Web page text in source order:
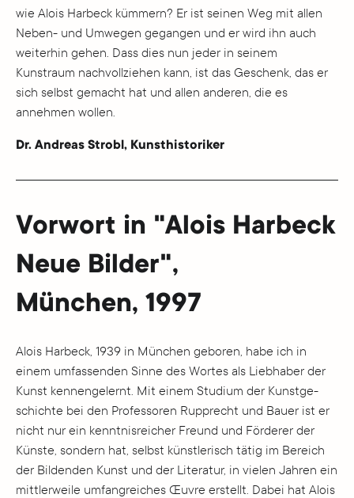
wie Alois Harbeck kümmern? Er ist seinen Weg mit allen
Neben- und Umwegen gegangen und er wird ihn auch
weiterhin gehen. Dass dies nun jeder in seinem
Kunstraum nachvollziehen kann, ist das Geschenk, das er
sich selbst gemacht hat und allen anderen, die es
annehmen wollen.
Dr. Andreas Strobl, Kunsthistoriker
Vorwort in "Alois Harbeck
Neue Bilder",
München, 1997
Alois Harbeck, 1939 in München geboren, habe ich in
einem umfassenden Sinne des Wortes als Liebhaber der
Kunst kennengelernt. Mit einem Studium der Kunstge­
schichte bei den Professoren Rupprecht und Bauer ist er
nicht nur ein kenntnisreicher Freund und Förderer der
Künste, sondern hat, selbst künstlerisch tätig im Bereich
der Bildenden Kunst und der Literatur, in vielen Jahren ein
mittlerweile umfangreiches Œu­v­re erstellt. Dabei hat Alois